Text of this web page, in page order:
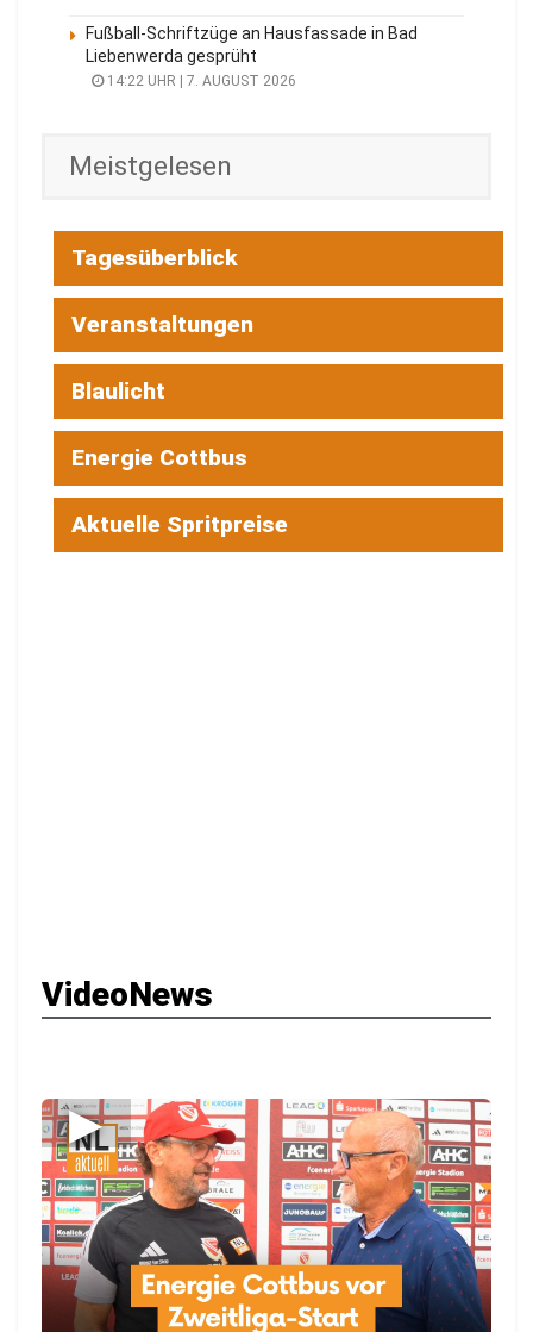
Fußball-Schriftzüge an Hausfassade in Bad
Liebenwerda gesprüht
14:22 UHR | 7. AUGUST 2026
Meistgelesen
Tagesüberblick
Veranstaltungen
Blaulicht
Energie Cottbus
Aktuelle Spritpreise
VideoNews
▶